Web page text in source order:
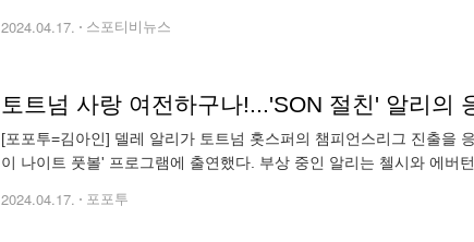
2024.04.17. 스포티비뉴스
토트넘 사랑 여전하구나!...'SON 절친' 알리의
[포포투=김아인] 델레 알리가 토트넘 홋스퍼의 챔피언스리그 진출을
이 나이트 풋볼' 프로그램에 출연했다. 부상 중인 알리는 첼시와 에버
2024.04.17. 포포투